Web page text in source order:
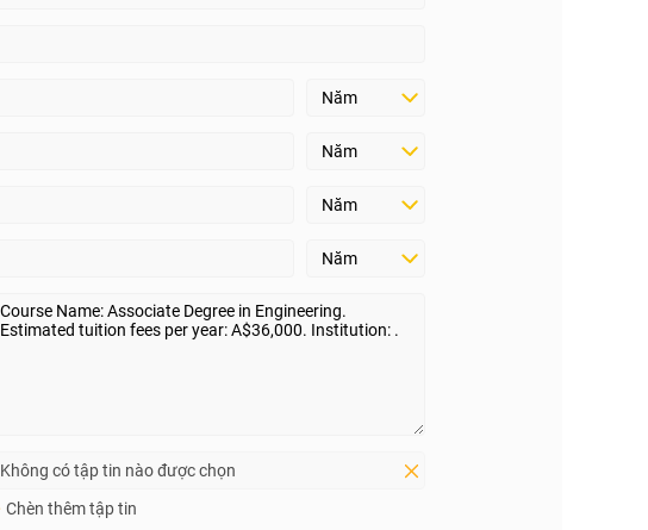
Không có tập tin nào được chọn
Chèn thêm tập tin